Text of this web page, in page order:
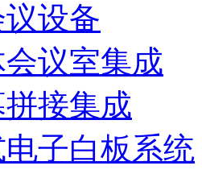
设备
议室集成
接集成
子白板系统